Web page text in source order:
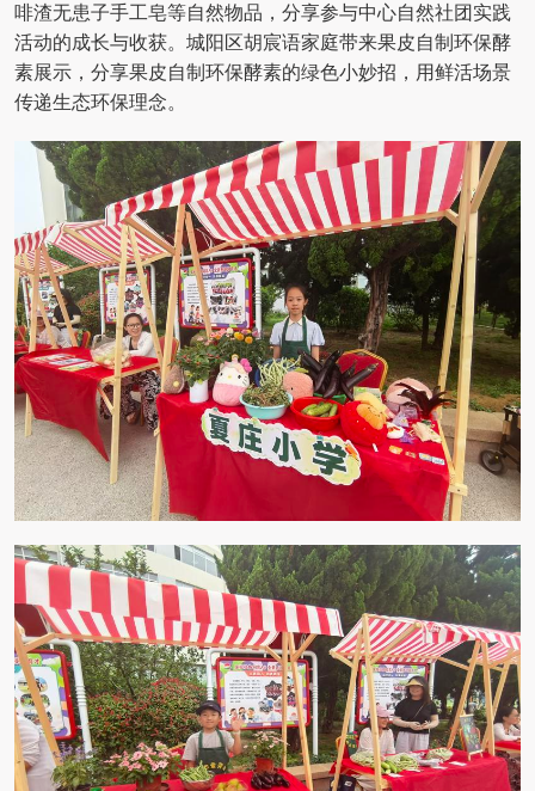
啡渣无患子手工皂等自然物品，分享参与中心自然社团实践
活动的成长与收获。城阳区胡宸语家庭带来果皮自制环保酵
素展示，分享果皮自制环保酵素的绿色小妙招，用鲜活场景
传递生态环保理念。